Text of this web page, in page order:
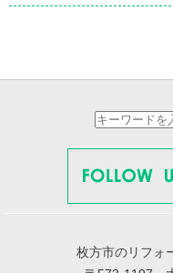
枚方市のリフォ